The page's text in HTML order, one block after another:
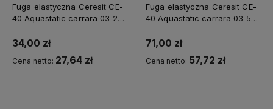
Fuga elastyczna Ceresit CE-
40 Aquastatic carrara 03 2
34,00 zł
Cena netto: 27,64 zł
Fuga elastyczna Ceresit CE-
40 Aquastatic carrara 03 5
71,00 zł
Cena netto: 57,72 zł